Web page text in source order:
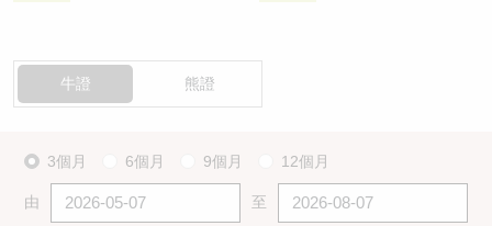
牛證 熊證
3個月 6個月 9個月 12個月
由 至